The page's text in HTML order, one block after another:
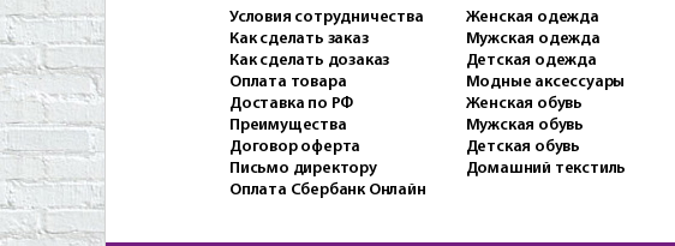
Условия сотрудничества
Как сделать заказ
Как сделать дозаказ
Оплата товара
Доставка по РФ
Преимущества
Договор оферта
Письмо директору
Оплата Сбербанк Онлайн
Женская одежда
Мужская одежда
Детская одежда
Модные аксессуары
Женская обувь
Мужская обувь
Детская обувь
Домашний текстиль